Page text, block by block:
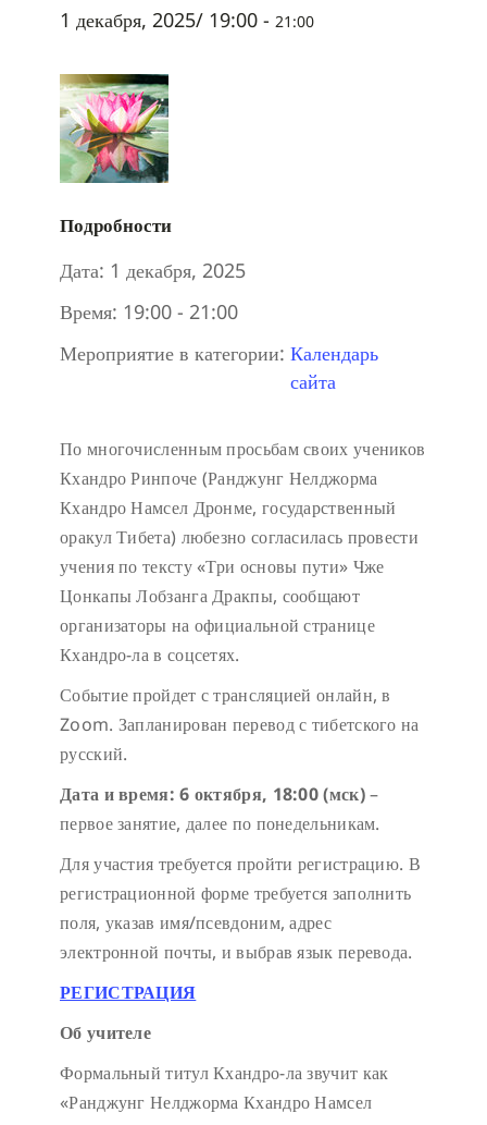
1 декабря, 2025/ 19:00 - 21:00
Подробности
Дата: 1 декабря, 2025
Время: 19:00 - 21:00
Мероприятие в категории: Календарь
сайта
По многочисленным просьбам своих учеников
Кхандро Ринпоче (Ранджунг Нелджорма
Кхандро Намсел Дронме, государственный
оракул Тибета) любезно согласилась провести
учения по тексту «Три основы пути» Чже
Цонкапы Лобзанга Дракпы, сообщают
организаторы на официальной странице
Кхандро-ла в соцсетях.
Событие пройдет с трансляцией онлайн, в
Zoom. Запланирован перевод с тибетского на
русский.
Дата и время: 6 октября, 18:00 (мск)–
первое занятие, далее по понедельникам.
Для участия требуется пройти регистрацию. В
регистрационной форме требуется заполнить
поля, указав имя/псевдоним, адрес
электронной почты, и выбрав язык перевода.
РЕГИСТРАЦИЯ
Об учителе
Формальный титул Кхандро-ла звучит как
«Ранджунг Нелджорма Кхандро Намсел